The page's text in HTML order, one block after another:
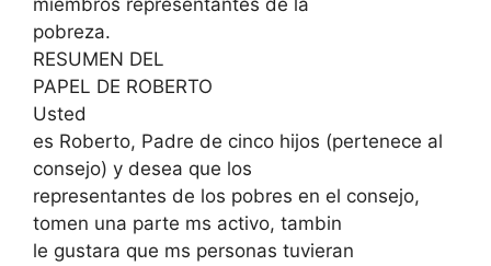
miembros representantes de la
pobreza.
RESUMEN DEL
PAPEL DE ROBERTO
Usted
es Roberto, Padre de cinco hijos (pertenece al
consejo) y desea que los
representantes de los pobres en el consejo,
tomen una parte ms activo, tambin
le gustara que ms personas tuvieran